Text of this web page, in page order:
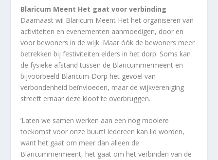
Blaricum Meent Het gaat voor verbinding
Daarnaast wil Blaricum Meent Het het organiseren van
activiteiten en evenementen aanmoedigen, door en
voor bewoners in de wijk. Maar óók de bewoners meer
betrekken bij festiviteiten elders in het dorp. Soms kan
de fysieke afstand tussen de Blaricummermeent en
bijvoorbeeld Blaricum-Dorp het gevoel van
verbondenheid beïnvloeden, maar de wijkvereniging
streeft ernaar deze kloof te overbruggen.
‘Laten we samen werken aan een nog mooiere
toekomst voor onze buurt! Iedereen kan lid worden,
want het gaat om meer dan alleen de
Blaricummermeent, het gaat om het verbinden van de